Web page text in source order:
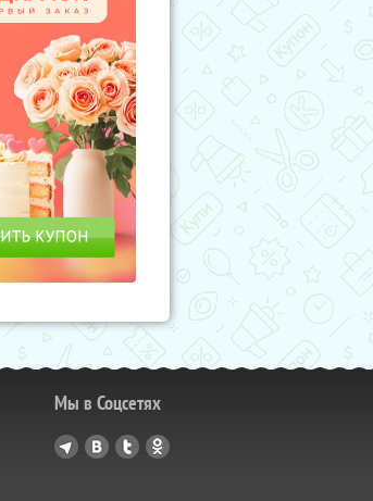
Мы в Соцсетях